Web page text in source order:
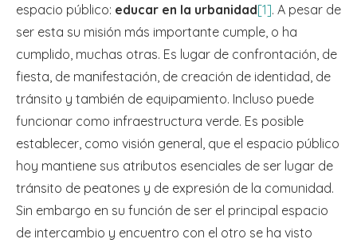
espacio público: educar en la urbanidad[1]. A pesar de
ser esta su misión más importante cumple, o ha
cumplido, muchas otras. Es lugar de confrontación, de
fiesta, de manifestación, de creación de identidad, de
tránsito y también de equipamiento. Incluso puede
funcionar como infraestructura verde. Es posible
establecer, como visión general, que el espacio público
hoy mantiene sus atributos esenciales de ser lugar de
tránsito de peatones y de expresión de la comunidad.
Sin embargo en su función de ser el principal espacio
de intercambio y encuentro con el otro se ha visto